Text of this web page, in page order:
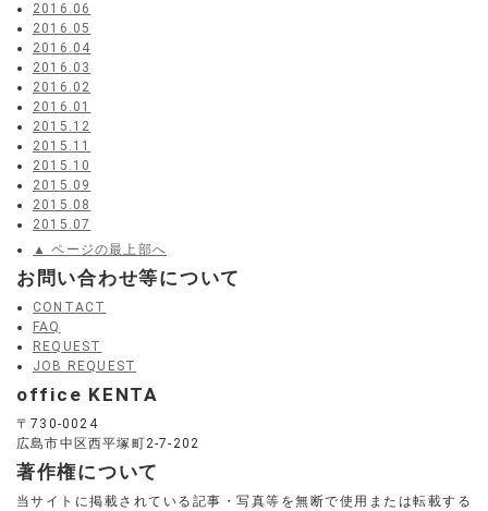
2016.06
2016.05
2016.04
2016.03
2016.02
2016.01
2015.12
2015.11
2015.10
2015.09
2015.08
2015.07
▲ ページの最上部へ
お問い合わせ等について
CONTACT
FAQ
REQUEST
JOB REQUEST
office KENTA
〒730-0024
広島市中区西平塚町2-7-202
著作権について
当サイトに掲載されている記事・写真等を無断で使用または転載する